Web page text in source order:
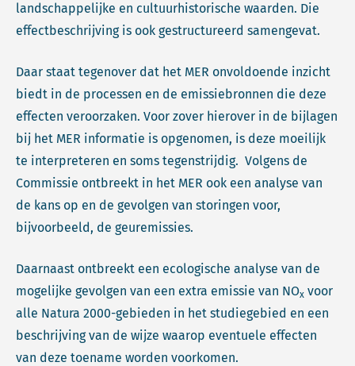
landschappelijke en cultuurhistorische waarden. Die
effectbeschrijving is ook gestructureerd samengevat.
Daar staat tegenover dat het MER onvoldoende inzicht
biedt in de processen en de emissiebronnen die deze
effecten veroorzaken. Voor zover hierover in de bijlagen
bij het MER informatie is opgenomen, is deze moeilijk
te interpreteren en soms tegenstrijdig. Volgens de
Commissie ontbreekt in het MER ook een analyse van
de kans op en de gevolgen van storingen voor,
bijvoorbeeld, de geuremissies.
Daarnaast ontbreekt een ecologische analyse van de
mogelijke gevolgen van een extra emissie van NOx voor
alle Natura 2000-gebieden in het studiegebied en een
beschrijving van de wijze waarop eventuele effecten
van deze toename worden voorkomen.